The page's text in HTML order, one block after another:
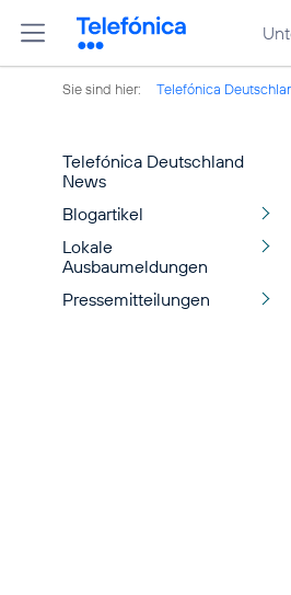
Sie sind hier: Telefónica
Telefónica Deutschland
News
Blogartikel
Lokale
Ausbaumeldungen
Pressemitteilungen